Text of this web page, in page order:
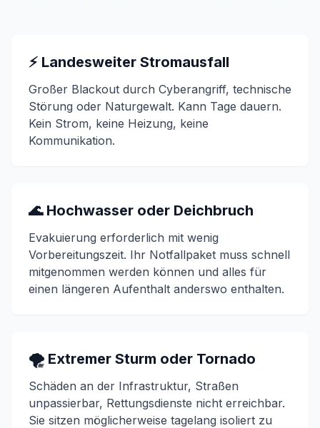
⚡ Landesweiter Stromausfall
Großer Blackout durch Cyberangriff, technische
Störung oder Naturgewalt. Kann Tage dauern.
Kein Strom, keine Heizung, keine
Kommunikation.
🌊 Hochwasser oder Deichbruch
Evakuierung erforderlich mit wenig
Vorbereitungszeit. Ihr Notfallpaket muss schnell
mitgenommen werden können und alles für
einen längeren Aufenthalt anderswo enthalten.
🌪️ Extremer Sturm oder Tornado
Schäden an der Infrastruktur, Straßen
unpassierbar, Rettungsdienste nicht erreichbar.
Sie sitzen möglicherweise tagelang isoliert zu